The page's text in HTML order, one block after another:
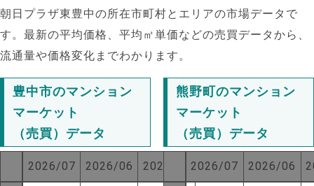
朝日プラザ東豊中の所在市町村とエリアの市場データで
す。最新の平均価格、平均㎡単価などの売買データから、
流通量や価格変化までわかります。
豊中市のマンション
マーケット
（売買）データ
2026/07 2026/06 2025/07
熊野町のマンション
マーケット
（売買）データ
2026/07 2026/06